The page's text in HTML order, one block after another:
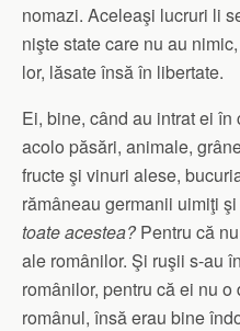
nomazi. Aceleaşi lucruri li
nişte state care nu au
lor, lăsate însă în libertate.
Ei, bine, când au intrat ei
acolo păsări, animale,
fructe şi vinuri alese,
rămâneau germanii uimiţi
toate acestea?Pentru că
ale românilor. Şi ruşii s-au
românilor, pentru că ei nu
românul, însă erau bine